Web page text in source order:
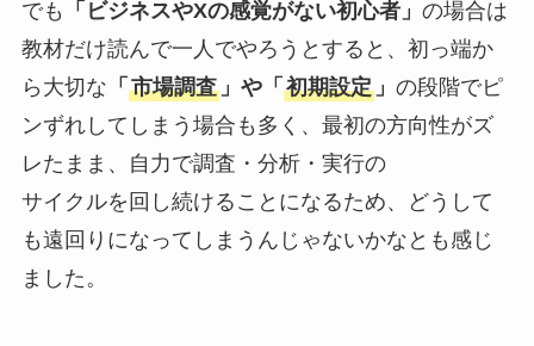
でも 「ビジネスやXの感覚がない初心者」 の場合は
教材だけ読んで一人でやろうとすると、初っ端か
ら大切な 「 市場調査」や「 初期設定」 の段階でピ
ンずれしてしまう場合も多く、最初の方向性がズ
レたまま、自力で調査・分析・実行の
サイクルを回し続けることになるため、どうして
も遠回りになってしまうんじゃないかなとも感じ
ました。